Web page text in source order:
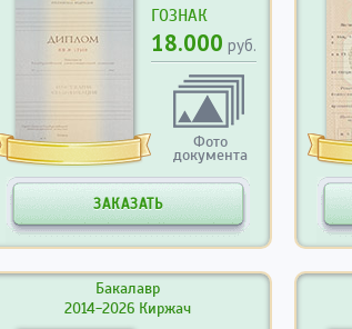
ГОЗНАК
18.000 руб.
Фото
документа
ЗАКАЗАТЬ
Бакалавр
2014-2026 Киржач